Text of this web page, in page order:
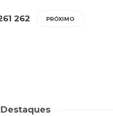
262 PRÓXIMO
Destaques